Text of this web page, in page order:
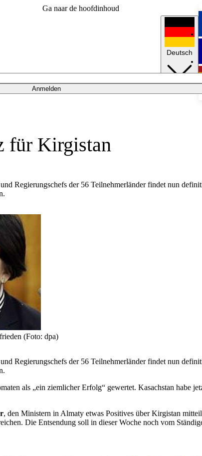
Ga naar de hoofdinhoud
Anmelden
Deutsch
für Kirgistan
Regierungschefs der 56 Teilnehmerländer findet nun
(Foto: dpa)
Regierungschefs der 56 Teilnehmerländer findet nun
als „ein ziemlicher Erfolg“ gewertet. Kasachstan habe
, den Ministern in Almaty etwas Positives über Kirgistan
Die Entsendung soll in dieser Woche noch vom